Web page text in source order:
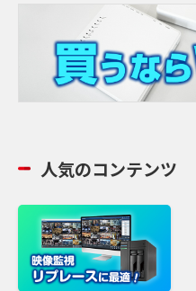
人気のコンテンツ